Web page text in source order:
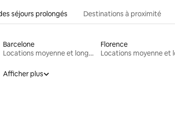
séjours prolongés Destinations à proximité
Barcelone
Locations moyenne et longue durée
Florence
Afficher plus